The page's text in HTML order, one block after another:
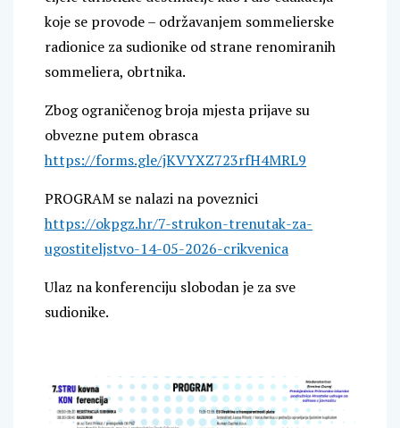
koje se provode – održavanjem sommelierske
radionice za sudionike od strane renomiranih
sommeliera, obrtnika.
Zbog ograničenog broja mjesta prijave su
obvezne putem obrasca
https://forms.gle/jKVYXZ723rfH4MRL9
PROGRAM se nalazi na poveznici
https://okpgz.hr/7-strukon-trenutak-za-
ugostiteljstvo-14-05-2026-crikvenica
Ulaz na konferenciju slobodan je za sve
sudionike.